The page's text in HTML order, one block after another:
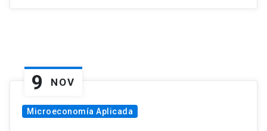
9 NOV
Microeconomía Aplicada